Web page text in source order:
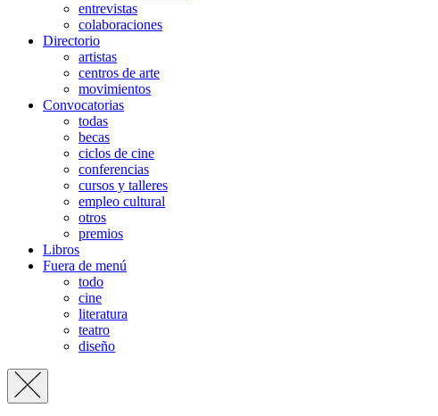
entrevistas
colaboraciones
Directorio
artistas
centros de arte
movimientos
Convocatorias
todas
becas
ciclos de cine
conferencias
cursos y talleres
empleo cultural
otros
premios
Libros
Fuera de menú
todo
cine
literatura
teatro
diseño